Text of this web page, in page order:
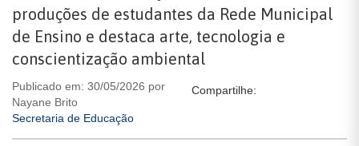
produções de estudantes da Rede Municipal
de Ensino e destaca arte, tecnologia e
conscientização ambiental
Publicado em: 30/05/2026 por
Nayane Brito
Secretaria de Educação
Compartilhe: